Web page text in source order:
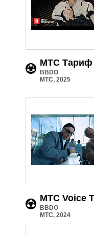
МТС
BBDO
МТС, 2025
МТС Voice
BBDO
МТС, 2024